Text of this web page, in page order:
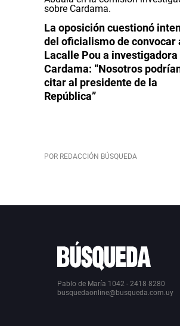
La oposición cuestionó
del oficialismo de convocar
Lacalle Pou a investigadora
Cardama: “Nosotros
citar al presidente de la
República”
POR REDACCIÓN BÚSQUEDA
Pablo de María 1042 - 2418 8280
busquedaonline@busqueda.com.uy